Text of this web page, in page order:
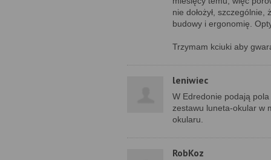
nie dołożył,
budowy i ergonomię.
Trzymam kciuki aby
leniwiec
W Edredonie podają
zestawu luneta-okular w
okularu.
RobKoz